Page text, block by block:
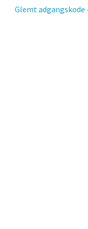
Glemt adgangskode